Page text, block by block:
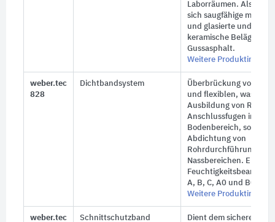
Laborräumen. Als
sich saugfähige
und glasierte und
keramische Beläge und
Gussasphalt.
Weitere
weber.tec
828
Dichtbandsystem
Überbrückung von
und flexiblen,
Ausbildung von Rand-
Anschlussfugen im
Bodenbereich, sowie
Abdichtung von
Rohrdurchführungen in
Nassbereichen.
A, B, C, A0 und B0.
Weitere
weber.tec Schnittschutzband Dient dem sicheren